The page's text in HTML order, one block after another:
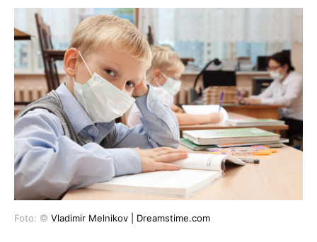
Foto: © Vladimir Melnikov | Dreamstime.com